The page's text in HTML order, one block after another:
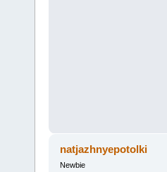
natjazhnyepotolki
Newbie